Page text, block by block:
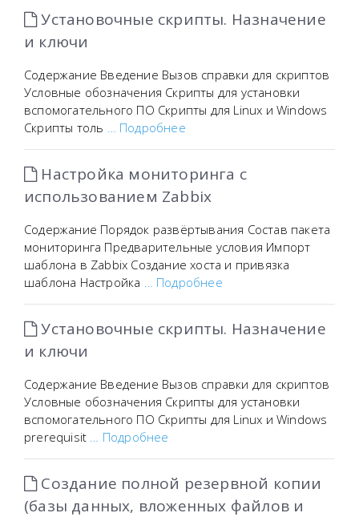
Установочные скрипты. Назначение
и ключи
Содержание Введение Вызов справки для скриптов
Условные обозначения Скрипты для установки
вспомогательного ПО Скрипты для Linux и Windows
Скрипты толь … Подробнее
Настройка мониторинга с
использованием Zabbix
Содержание Порядок развёртывания Состав пакета
мониторинга Предварительные условия Импорт
шаблона в Zabbix Создание хоста и привязка
шаблона Настройка … Подробнее
Установочные скрипты. Назначение
и ключи
Содержание Введение Вызов справки для скриптов
Условные обозначения Скрипты для установки
вспомогательного ПО Скрипты для Linux и Windows
prerequisit … Подробнее
Создание полной резервной копии
(базы данных, вложенных файлов и